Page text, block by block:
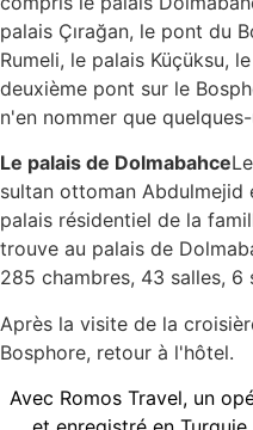
palais Çırağan, le pont du
Rumeli, le palais Küçüksu,
deuxième pont sur le
n'en nommer que
Le palais de Dolmabahce
sultan ottoman Abdulmejid
palais résidentiel de la
trouve au palais de
285 chambres, 43 salles, 6
Après la visite de la
Bosphore, retour à l'hôtel.
Avec Romos Travel, un